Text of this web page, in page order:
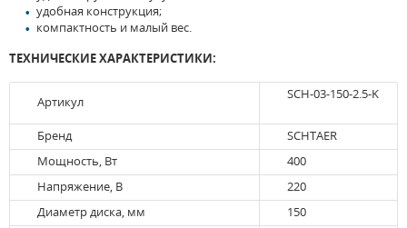
удобная конструкция;
компактность и малый вес.
ТЕХНИЧЕСКИЕ ХАРАКТЕРИСТИКИ:
Артикул SCH-03-150-2.5-K
Бренд
SCHTAER
Мощность, Вт
400
Напряжение, В
220
Диаметр диска, мм
150